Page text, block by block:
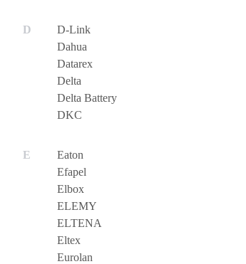
D-Link
Dahua
Datarex
Delta
Delta Battery
DKC
Eaton
Efapel
Elbox
ELEMY
ELTENA
Eltex
Eurolan